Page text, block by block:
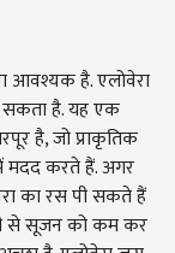
आवश्यक है. एलोवेरा
है. यह एक
है, जो प्राकृतिक
मदद करते हैं. अगर
का रस पी सकते हैं
से सूजन को कम कर